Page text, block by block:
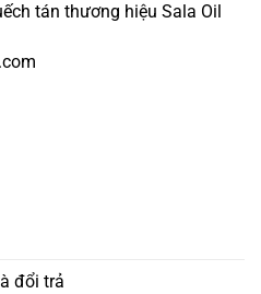
tán thương hiệu Sala Oil
đổi trả